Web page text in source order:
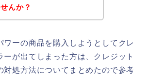
んか？
ワーの商品を購入しようとしてクレ
ーが出てしまった方は、クレジット
対処方法についてまとめたので参考